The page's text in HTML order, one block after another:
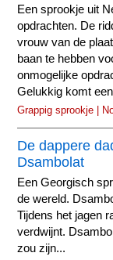
Een sprookje uit
opdrachten. De
vrouw van de
baan te hebben
onmogelijke
Gelukkig komt
Grappig sprookje |
De dappere
Dsambolat
Een Georgisch
de wereld.
Tijdens het jagen
verdwijnt.
zou zijn...